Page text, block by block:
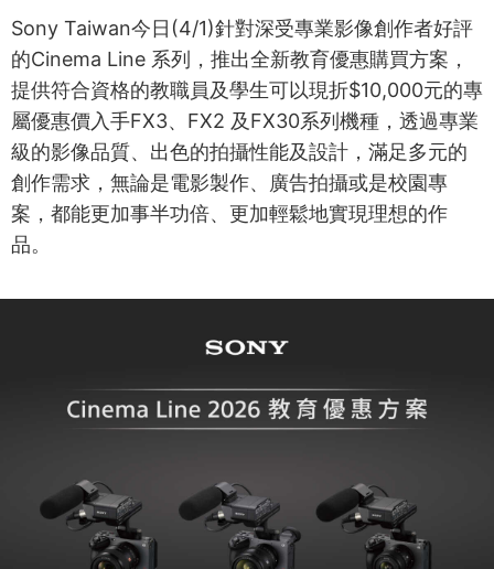
Sony Taiwan今日(4/1)針對深受專業影像創作者好評
的Cinema Line 系列，推出全新教育優惠購買方案，
提供符合資格的教職員及學生可以現折$10,000元的專
屬優惠價入手FX3、FX2 及FX30系列機種，透過專業
級的影像品質、出色的拍攝性能及設計，滿足多元的
創作需求，無論是電影製作、廣告拍攝或是校園專
案，都能更加事半功倍、更加輕鬆地實現理想的作
品。